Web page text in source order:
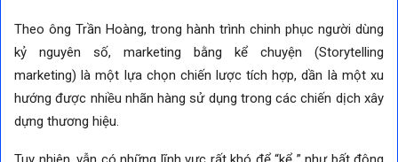
Theo ông Trần Hoàng, trong hành trình chinh phục người dùng
kỷ nguyên số, marketing bằng kể chuyện (Storytelling
marketing) là một lựa chọn chiến lược tích hợp, dần là một xu
hướng được nhiều nhãn hàng sử dụng trong các chiến dịch xây
dựng thương hiệu.